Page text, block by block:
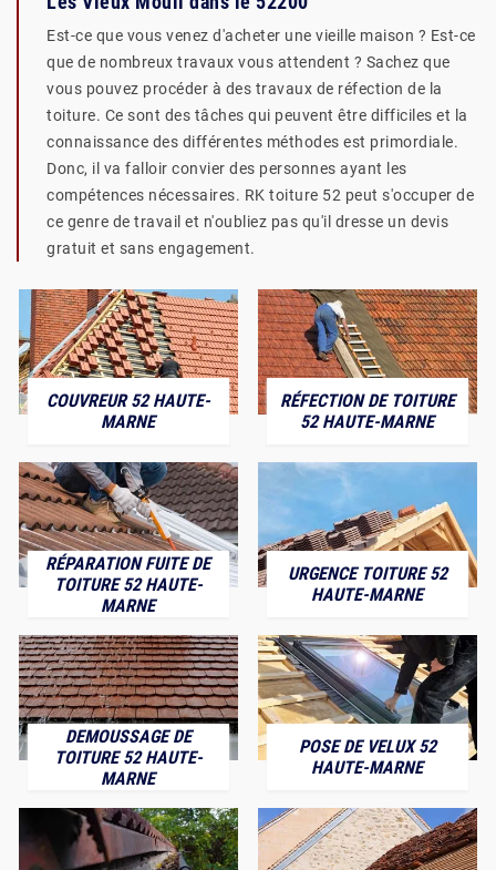
Est-ce que vous venez d'acheter une vieille maison ? Est-ce
que de nombreux travaux vous attendent ? Sachez que
vous pouvez procéder à des travaux de réfection de la
toiture. Ce sont des tâches qui peuvent être difficiles et la
connaissance des différentes méthodes est primordiale.
Donc, il va falloir convier des personnes ayant les
compétences nécessaires. RK toiture 52 peut s'occuper de
ce genre de travail et n'oubliez pas qu'il dresse un devis
gratuit et sans engagement.
COUVREUR 52 HAUTE-
MARNE
RÉFECTION DE TOITURE
52 HAUTE-MARNE
RÉPARATION FUITE DE
TOITURE 52 HAUTE-
MARNE
URGENCE TOITURE 52
HAUTE-MARNE
DEMOUSSAGE DE
TOITURE 52 HAUTE-
MARNE
POSE DE VELUX 52
HAUTE-MARNE